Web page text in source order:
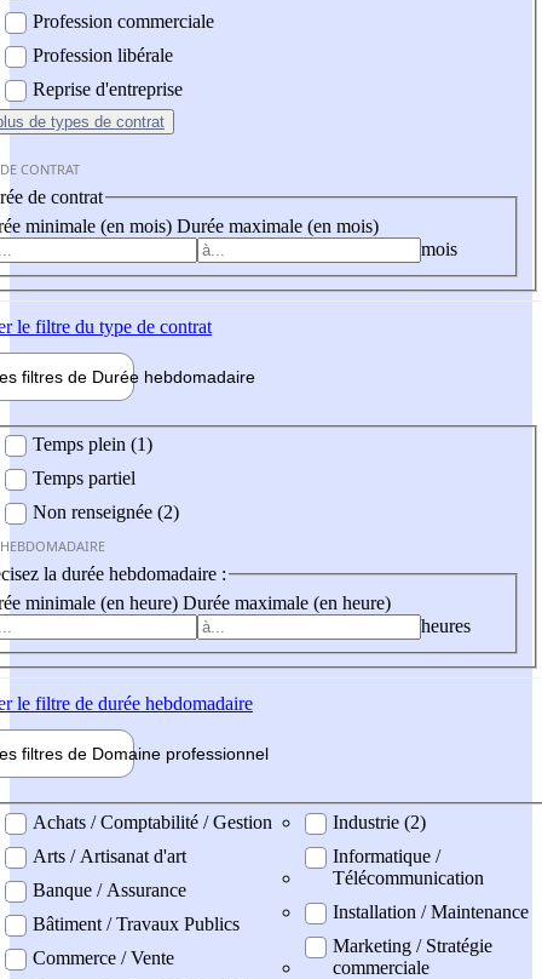
Profession commerciale
Profession libérale
Reprise d'entreprise
de types de contrat
CONTRAT
de contrat
minimale (en mois) Durée maximale (en mois)
mois
le filtre du type de contrat
filtres de Durée hebdomadaire
Temps plein (1)
Temps partiel
Non renseignée (2)
la durée hebdomadaire :
minimale (en heure) Durée maximale (en heure)
heures
le filtre de durée hebdomadaire
filtres de Domaine professionnel
professionel
Achats / Comptabilité / Gestion
Arts / Artisanat d'art
Banque / Assurance
Bâtiment / Travaux Publics
Commerce / Vente
Industrie (2)
Informatique /
Télécommunication
Installation / Maintenance
Marketing / Stratégie
commerciale